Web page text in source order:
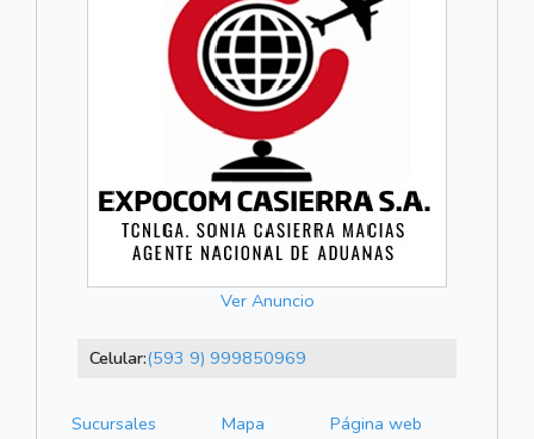
Ver Anuncio
Celular:(593 9) 999850969
Sucursales Mapa
Página web